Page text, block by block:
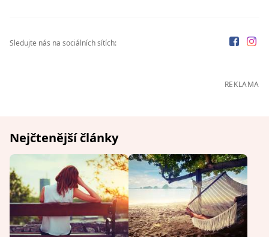
Sledujte nás na sociálních sítích:
REKLAMA
Nejčtenější články